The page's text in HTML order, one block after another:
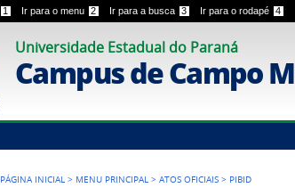
1 Ir para o menu 2 Ir para a busca 3 Ir para o rodapé 4
Universidade Estadual do Paraná
Campus de Campo
PÁGINA INICIAL > MENU PRINCIPAL >ATOS OFICIAIS > PIBID